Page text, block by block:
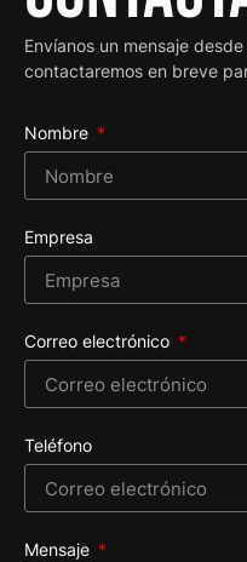
Envíanos un mensaje
contactaremos en breve
Nombre
Empresa
Correo electrónico
Teléfono
Mensaje